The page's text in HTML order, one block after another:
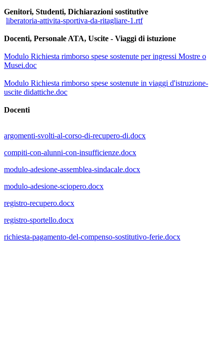
Genitori, Studenti, Dichiarazioni sostitutive
liberatoria-attivita-sportiva-da-ritagliare-1.rtf
Docenti, Personale ATA, Uscite - Viaggi di istuzione
Modulo Richiesta rimborso spese sostenute per ingressi Mostre o
Musei.doc
Modulo Richiesta rimborso spese sostenute in viaggi d'istruzione-
uscite didattiche.doc
Docenti
argomenti-svolti-al-corso-di-recupero-di.docx
compiti-con-alunni-con-insufficienze.docx
modulo-adesione-assemblea-sindacale.docx
modulo-adesione-sciopero.docx
registro-recupero.docx
registro-sportello.docx
richiesta-pagamento-del-compenso-sostitutivo-ferie.docx